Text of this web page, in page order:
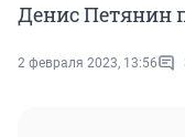
Денис Петянин
2 февраля 2023, 13:56